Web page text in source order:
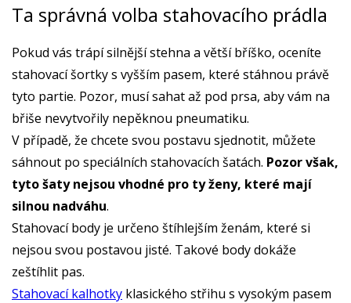
Ta správná volba stahovacího prádla
Pokud vás trápí silnější stehna a větší bříško, oceníte
stahovací šortky s vyšším pasem, které stáhnou právě
tyto partie. Pozor, musí sahat až pod prsa, aby vám na
břiše nevytvořily nepěknou pneumatiku.
V případě, že chcete svou postavu sjednotit, můžete
sáhnout po speciálních stahovacích šatách. Pozor však,
tyto šaty nejsou vhodné pro ty ženy, které mají
silnou nadváhu.
Stahovací body je určeno štíhlejším ženám, které si
nejsou svou postavou jisté. Takové body dokáže
zeštíhlit pas.
Stahovací kalhotky klasického střihu s vysokým pasem